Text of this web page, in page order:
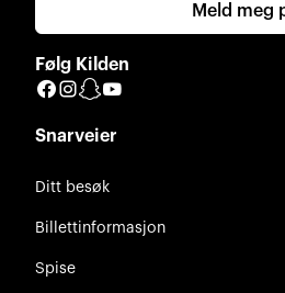
Meld meg
Følg Kilden
Facebook
Instagram
Snapchat
Snarveier
Ditt besøk
Billettinformasjon
Spise